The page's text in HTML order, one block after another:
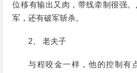
位移有输出又肉，带线牵制很强
军，还有破军斩杀。
2、 老夫子
与程咬金一样，他的控制有